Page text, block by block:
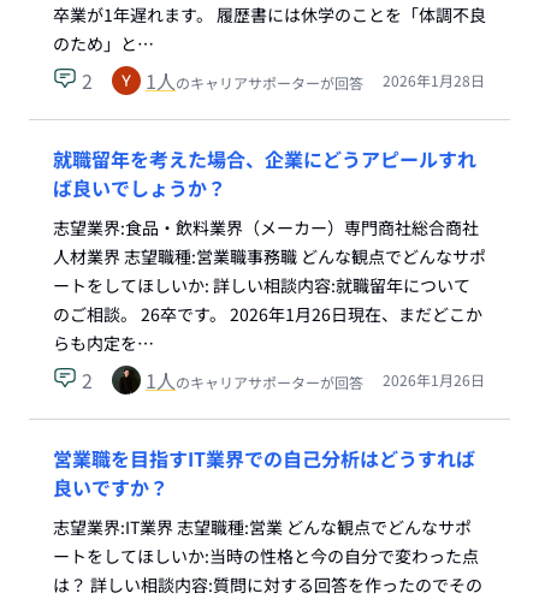
卒業が1年遅れます。 履歴書には休学のことを「体調不良
のため」と…
2 1人のキャリアサポーターが回答 2026年1月28日
就職留年を考えた場合、企業にどうアピールすれ
ば良いでしょうか？
志望業界:食品・飲料業界（メーカー）専門商社総合商社
人材業界 志望職種:営業職事務職 どんな観点でどんなサポ
ートをしてほしいか: 詳しい相談内容:就職留年について
のご相談。 26卒です。 2026年1月26日現在、まだどこか
らも内定を…
2 1人のキャリアサポーターが回答 2026年1月26日
営業職を目指すIT業界での自己分析はどうすれば
良いですか？
志望業界:IT業界 志望職種:営業 どんな観点でどんなサポ
ートをしてほしいか:当時の性格と今の自分で変わった点
は？ 詳しい相談内容:質問に対する回答を作ったのでその